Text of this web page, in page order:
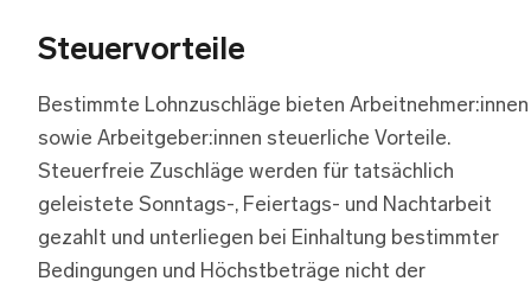
Steuervorteile
Bestimmte Lohnzuschläge bieten Arbeitnehmer:innen
sowie Arbeitgeber:innen steuerliche Vorteile.
Steuerfreie Zuschläge werden für tatsächlich
geleistete Sonntags-, Feiertags- und Nachtarbeit
gezahlt und unterliegen bei Einhaltung bestimmter
Bedingungen und Höchstbeträge nicht der